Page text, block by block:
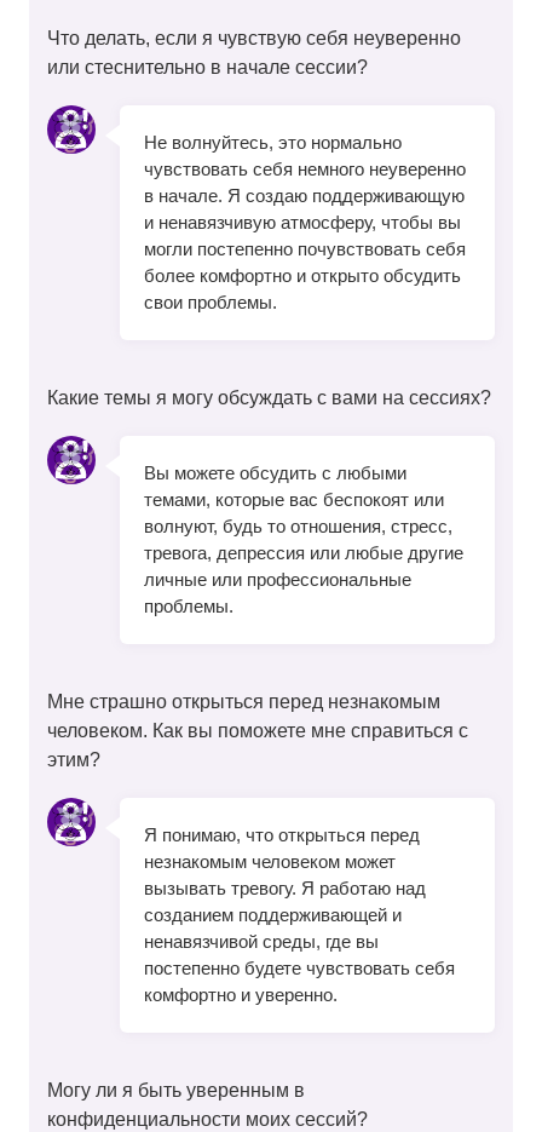
Что делать, если я чувствую себя неуверенно
или стеснительно в начале сессии?
Не волнуйтесь, это нормально
чувствовать себя немного неуверенно
в начале. Я создаю поддерживающую
и ненавязчивую атмосферу, чтобы вы
могли постепенно почувствовать себя
более комфортно и открыто обсудить
свои проблемы.
Какие темы я могу обсуждать с вами на сессиях?
Вы можете обсудить с любыми
темами, которые вас беспокоят или
волнуют, будь то отношения, стресс,
тревога, депрессия или любые другие
личные или профессиональные
проблемы.
Мне страшно открыться перед незнакомым
человеком. Как вы поможете мне справиться с
этим?
Я понимаю, что открыться перед
незнакомым человеком может
вызывать тревогу. Я работаю над
созданием поддерживающей и
ненавязчивой среды, где вы
постепенно будете чувствовать себя
комфортно и уверенно.
Могу ли я быть уверенным в
конфиденциальности моих сессий?